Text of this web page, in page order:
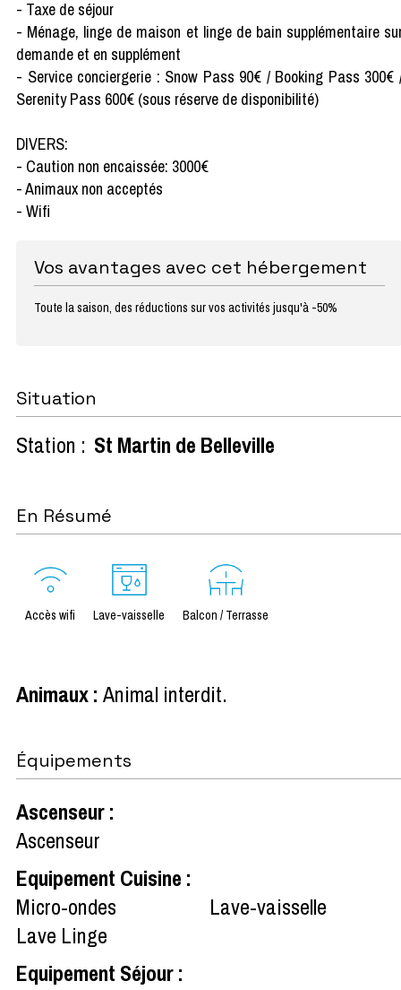
- Taxe de séjour
- Ménage, linge de maison et linge de bain supplémentaire
demande et en supplément
- Service conciergerie : Snow Pass 90€ / Booking Pass 300€
Serenity Pass 600€ (sous réserve de disponibilité)
DIVERS:
- Caution non encaissée: 3000€
- Animaux non acceptés
- Wifi
Vos avantages avec cet hébergement
Toute la saison, des réductions sur vos activités jusqu'à -50%
Situation
Station : St Martin de Belleville
En Résumé
Accès wifi Lave-vaisselle Balcon / Terrasse
Animaux: Animal interdit
Équipements
Ascenseur:
Ascenseur
Equipement Cuisine :
Micro-ondes
Lave-vaisselle
Lave Linge
Equipement Séjour: